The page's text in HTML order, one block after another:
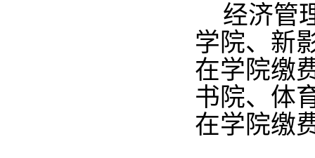
经济管
学院、新
在学院缴
书院、体
在学院缴